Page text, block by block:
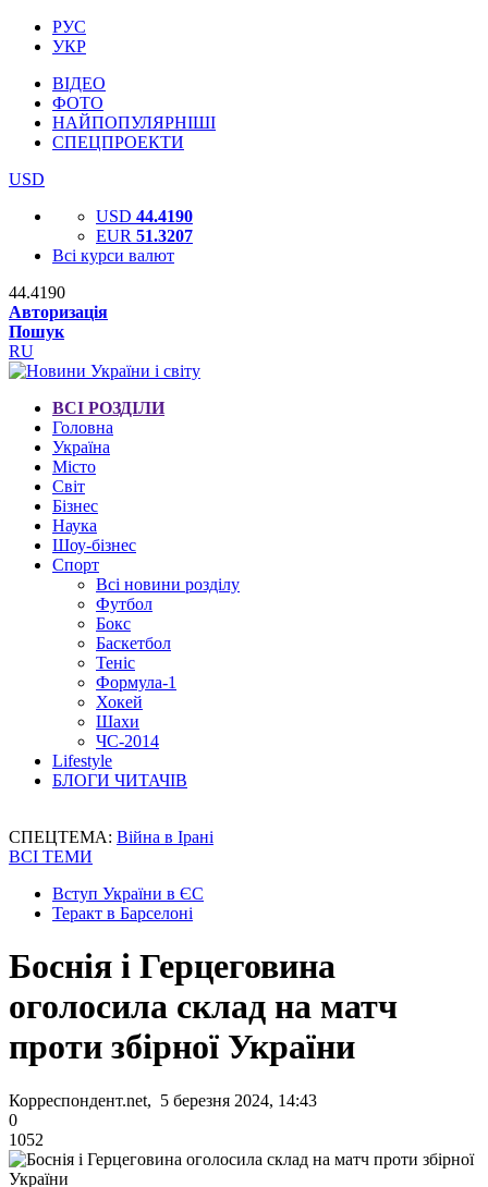
РУС
УКР
ВІДЕО
ФОТО
НАЙПОПУЛЯРНІШІ
СПЕЦПРОЕКТИ
USD
USD 44.4190
EUR 51.3207
Всі курси валют
44.4190
Авторизація
Пошук
RU
ВСІ РОЗДІЛИ
Головна
Україна
Місто
Світ
Бізнес
Наука
Шоу-бізнес
Спорт
Всі новини розділу
Футбол
Бокс
Баскетбол
Теніс
Формула-1
Хокей
Шахи
ЧС-2014
Lifestyle
БЛОГИ ЧИТАЧІВ
СПЕЦТЕМА: Війна в Ірані
ВСІ ТЕМИ
Вступ України в ЄС
Теракт в Барселоні
Боснія і Герцеговина
оголосила склад на матч
проти збірної України
Корреспондент.net, 5 березня 2024, 14:43
0
1052